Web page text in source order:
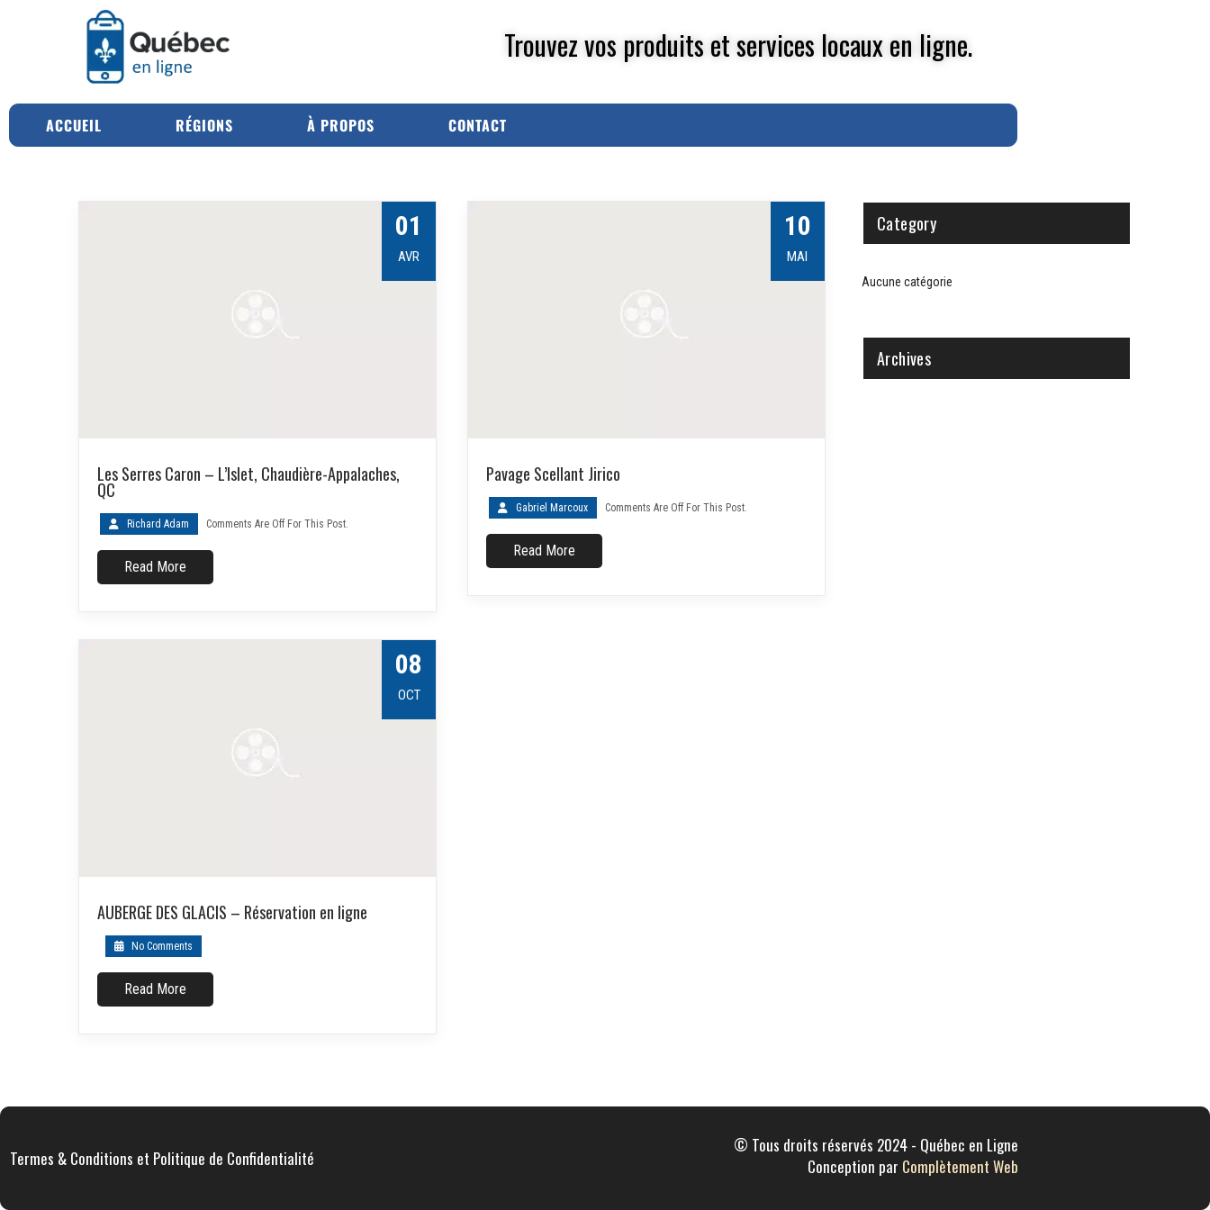
Trouvez vos produits et services locaux en ligne.
ACCUEIL RÉGIONS À PROPOS CONTACT
01
AVR
Les Serres Caron – L’Islet, Chaudière-Appalaches,
QC
Richard Adam Comments Are Off For This Post.
Read More
10
MAI
Pavage Scellant Jirico
Gabriel Marcoux Comments Are Off For This Post.
Read More
08
OCT
AUBERGE DES GLACIS – Réservation en ligne
No Comments
Read More
Category
Aucune catégorie
Archives
Termes & Conditions et Politique de Confidentialité
© Tous droits réservés 2024 - Québec en Ligne
Conception par Complètement Web